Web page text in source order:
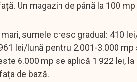
Un magazin de până la 100
sumele cresc gradual: 410
lei/lună pentru 2.001-3.000
6.000 mp se aplică 1.922 lei,
de bază.